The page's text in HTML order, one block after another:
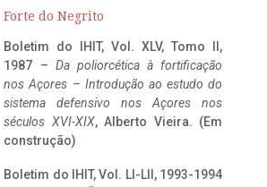
Forte do Negrito
Boletim do IHIT, Vol. XLV, Tomo II,
1987 – Da poliorcética à fortificação
nos Açores – Introdução ao estudo do
sistema defensivo nos Açores nos
séculos XVI-XIX, Alberto Vieira. (Em
construção)
Boletim do IHIT, Vol. LI-LII, 1993-1994